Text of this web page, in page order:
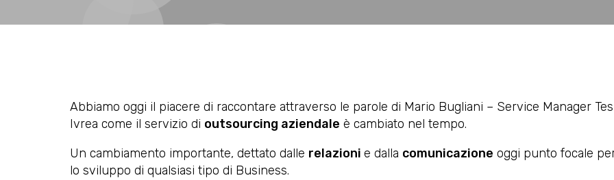
Abbiamo oggi il piacere di raccontare attraverso le parole di Mario Bugliani – Service Manager
Ivrea come il servizio di outsourcing aziendale è cambiato nel tempo.
Un cambiamento importante, dettato dalle relazioni e dalla comunicazione oggi punto focale
lo sviluppo di qualsiasi tipo di Business.